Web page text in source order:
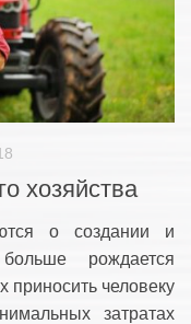
хозяйства
о создании и
рождается
приносить человеку
затратах